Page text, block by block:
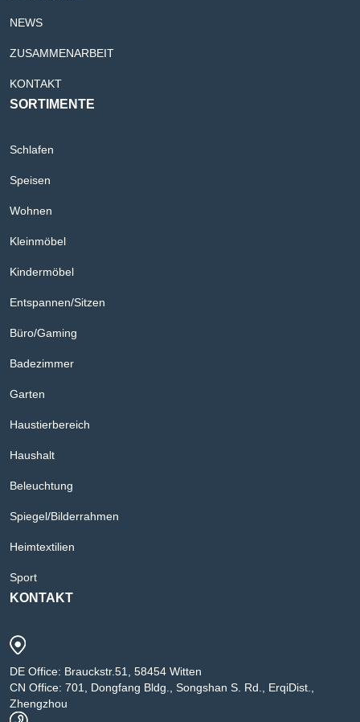
NEWS
ZUSAMMENARBEIT
KONTAKT
SORTIMENTE
Schlafen
Speisen
Wohnen
Kleinmöbel
Kindermöbel
Entspannen/Sitzen
Büro/Gaming
Badezimmer
Garten
Haustierbereich
Haushalt
Beleuchtung
Spiegel/Bilderrahmen
Heimtextilien
Sport
KONTAKT
DE Office: Brauckstr.51, 58454 Witten
CN Office: 701, Dongfang Bldg., Songshan S. Rd., ErqiDist.,
Zhengzhou